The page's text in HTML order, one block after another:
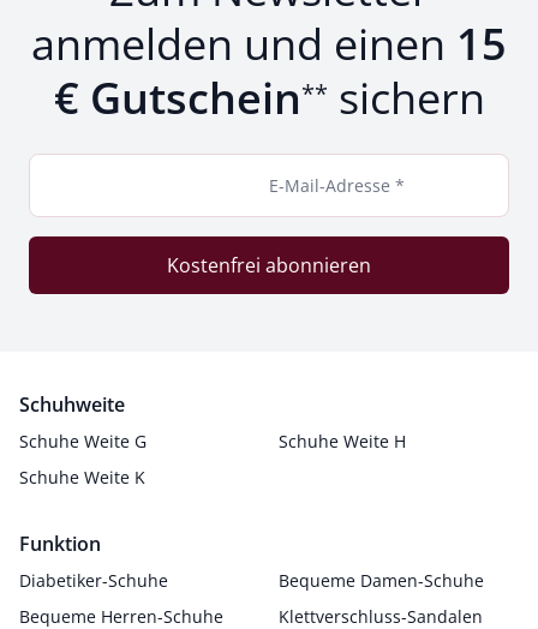
anmelden und einen 15
€ Gutschein** sichern
E-Mail-Adresse *
Kostenfrei abonnieren
Schuhweite
Schuhe Weite G
Schuhe Weite H
Schuhe Weite K
Funktion
Diabetiker-Schuhe
Bequeme Damen-Schuhe
Bequeme Herren-Schuhe
Klettverschluss-Sandalen